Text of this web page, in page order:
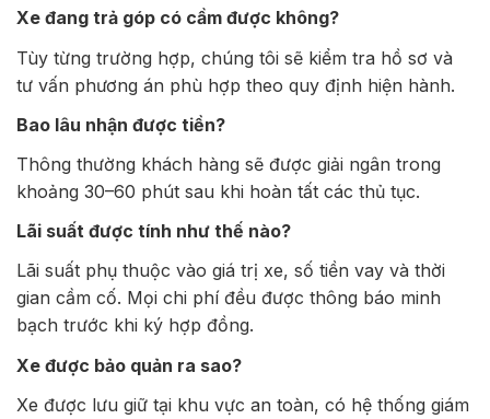
Xe đang trả góp có cầm được không?
Tùy từng trường hợp, chúng tôi sẽ kiểm tra hồ sơ và
tư vấn phương án phù hợp theo quy định hiện hành.
Bao lâu nhận được tiền?
Thông thường khách hàng sẽ được giải ngân trong
khoảng 30–60 phút sau khi hoàn tất các thủ tục.
Lãi suất được tính như thế nào?
Lãi suất phụ thuộc vào giá trị xe, số tiền vay và thời
gian cầm cố. Mọi chi phí đều được thông báo minh
bạch trước khi ký hợp đồng.
Xe được bảo quản ra sao?
Xe được lưu giữ tại khu vực an toàn, có hệ thống giám